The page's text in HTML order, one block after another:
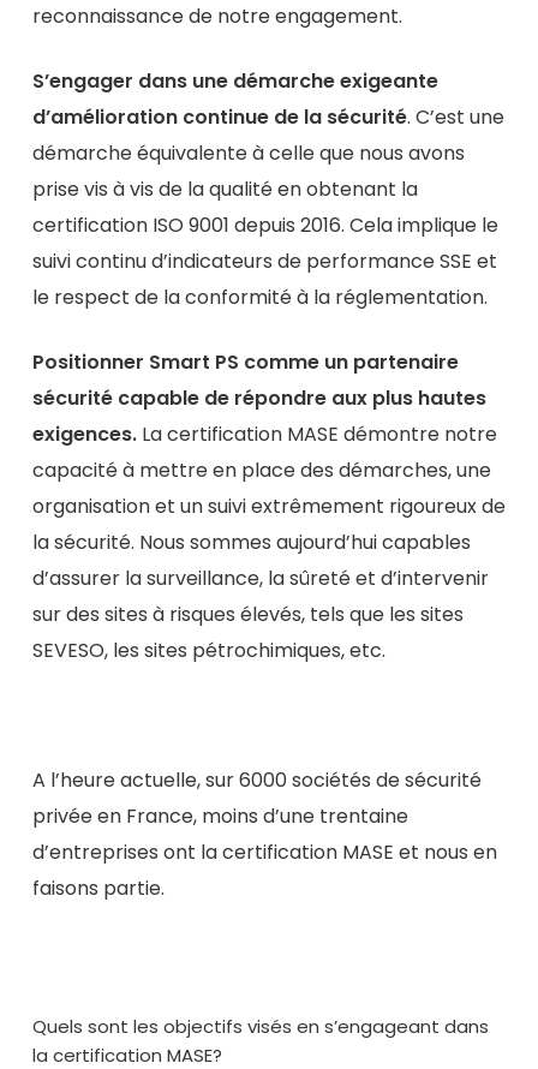
reconnaissance de notre engagement.
S’engager dans une démarche exigeante
d’amélioration continue de la sécurité. C’est une
démarche équivalente à celle que nous avons
prise vis à vis de la qualité en obtenant la
certification ISO 9001 depuis 2016. Cela implique le
suivi continu d’indicateurs de performance SSE et
le respect de la conformité à la réglementation.
Positionner Smart PS comme un partenaire
sécurité capable de répondre aux plus hautes
exigences. La certification MASE démontre notre
capacité à mettre en place des démarches, une
organisation et un suivi extrêmement rigoureux de
la sécurité. Nous sommes aujourd’hui capables
d’assurer la surveillance, la sûreté et d’intervenir
sur des sites à risques élevés, tels que les sites
SEVESO, les sites pétrochimiques, etc.
A l’heure actuelle,sur 6000 sociétés de sécurité
privée en France, moins d’une trentaine
d’entreprises ont la certification MASE et nous en
faisons partie.
Quels sont les objectifs visés en s’engageant dans
la certification MASE?